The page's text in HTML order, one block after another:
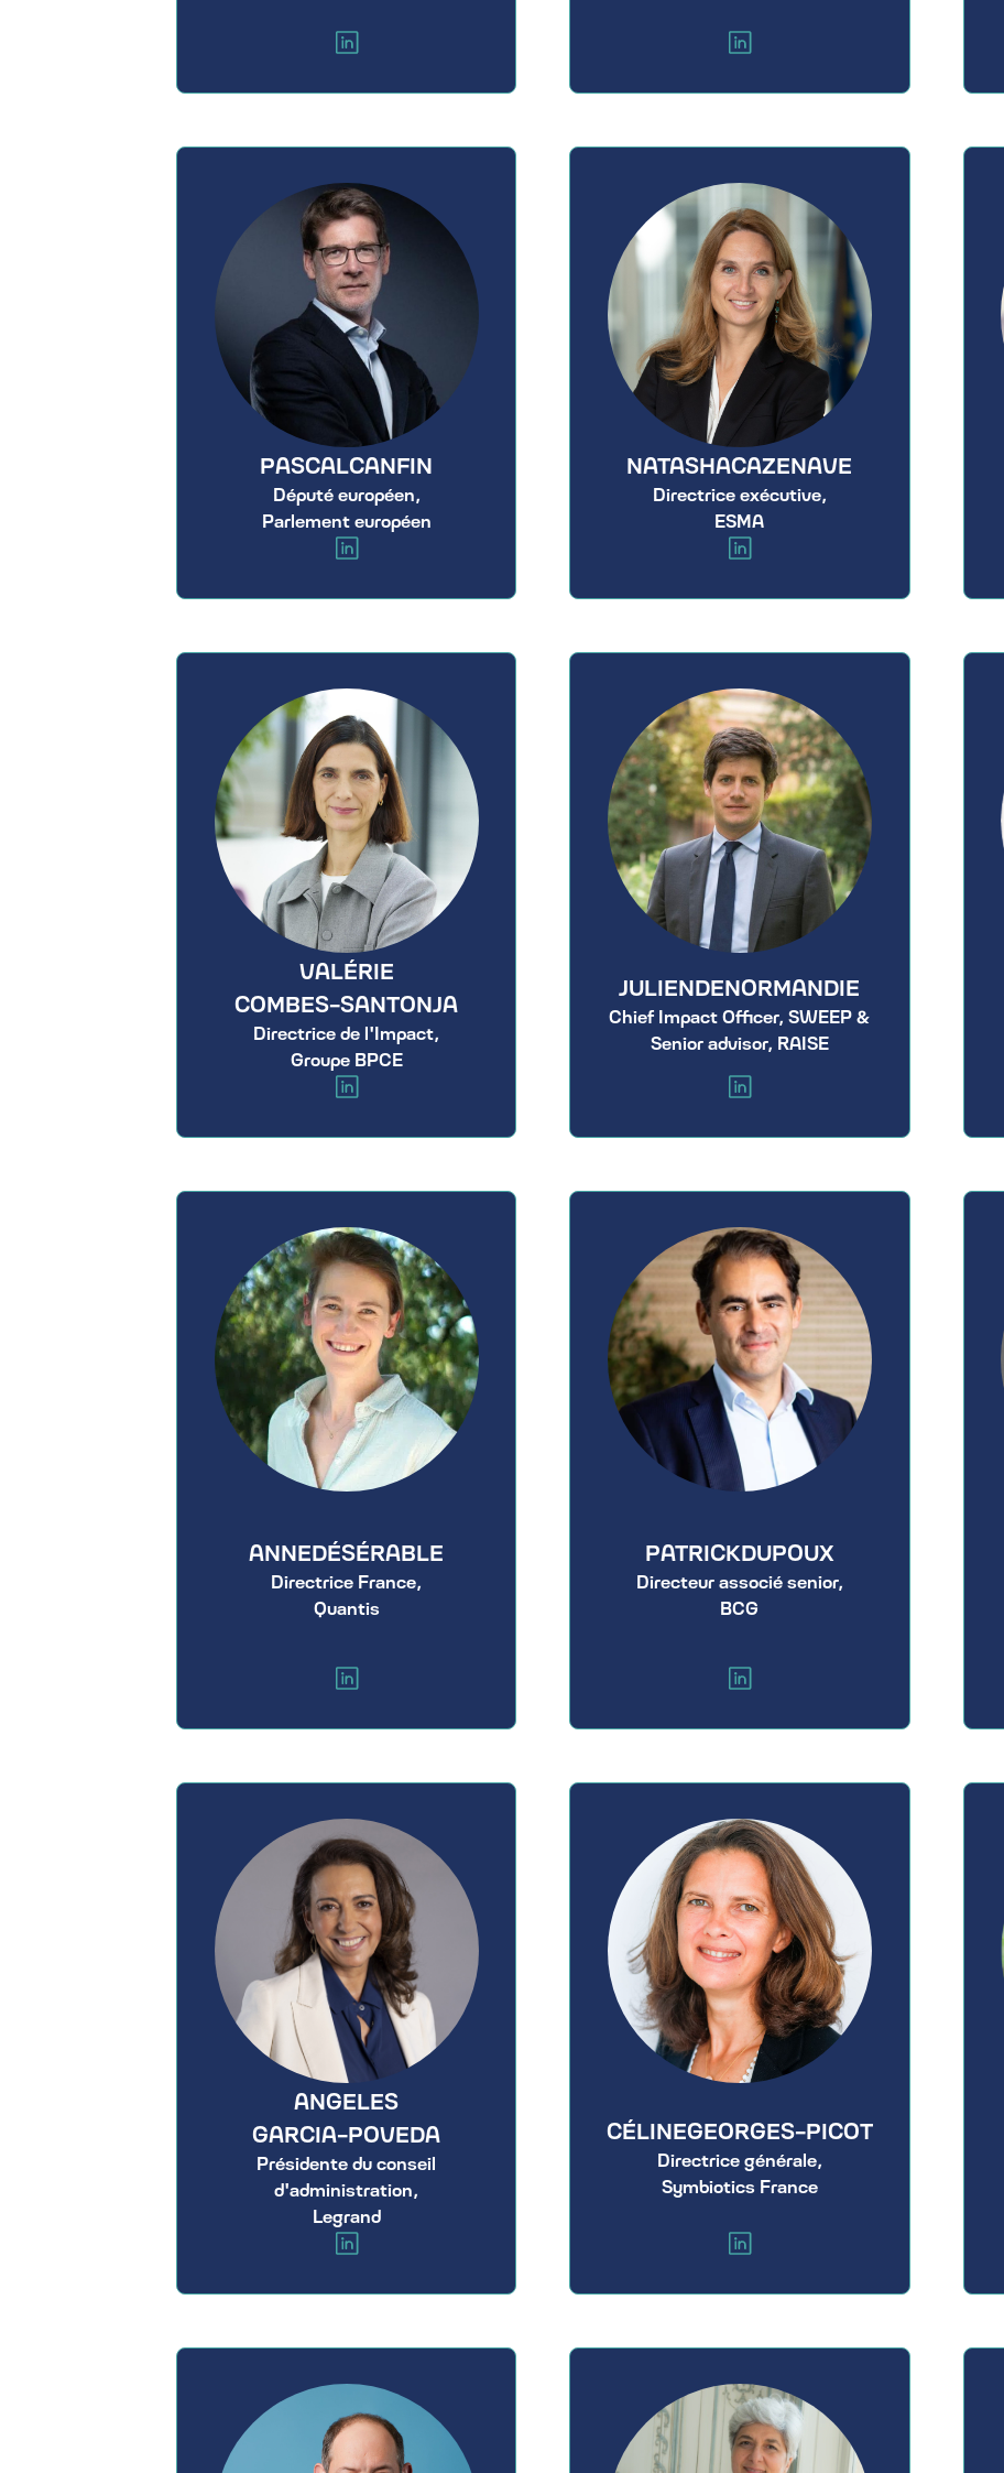
PASCALCANFIN
Député européen,
Parlement européen
NATASHACAZENAVE
Directrice exécutive,
ESMA
VALÉRIE
COMBES-SANTONJA
Directrice de l'Impact,
Groupe BPCE
JULIENDENORMANDIE
Chief Impact Officer, SWEEP &
Senior advisor, RAISE
ANNEDÉSÉRABLE
Directrice France,
Quantis
PATRICKDUPOUX
Directeur associé senior,
BCG
ANGELES
GARCIA-POVEDA
Présidente du conseil
d'administration,
Legrand
CÉLINEGEORGES-PICOT
Directrice générale,
Symbiotics France